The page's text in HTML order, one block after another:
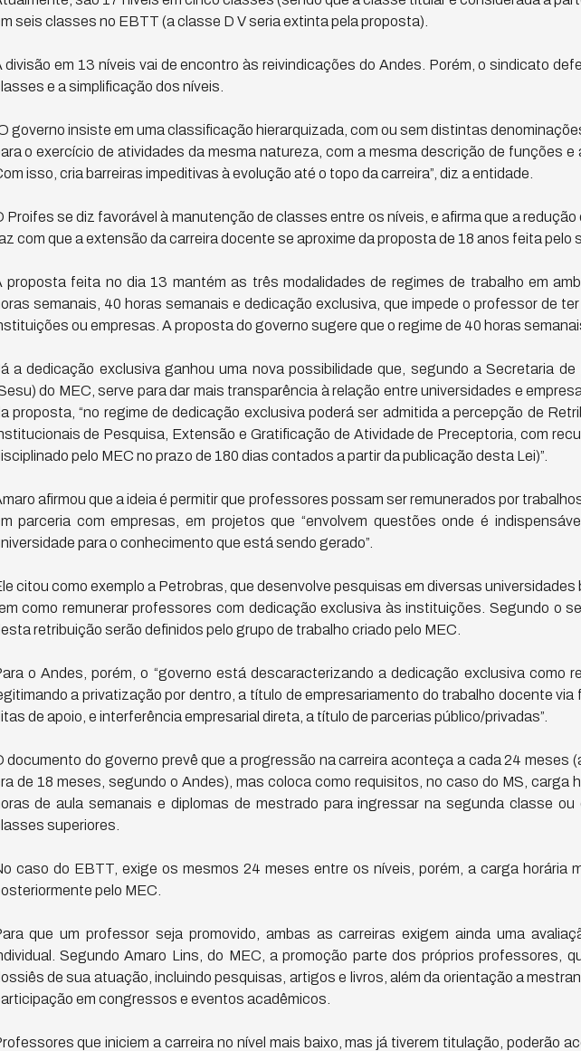
seis classes no EBTT (a classe D V seria extinta pela proposta).
divisão em 13 níveis vai de encontro às reivindicações do Andes. Porém, o sindicato
e a simplificação dos níveis.
governo insiste em uma classificação hierarquizada, com ou sem distintas
o exercício de atividades da mesma natureza, com a mesma descrição de funções e
isso, cria barreiras impeditivas à evolução até o topo da carreira”, diz a entidade.
Proifes se diz favorável à manutenção de classes entre os níveis, e afirma que a redução
com que a extensão da carreira docente se aproxime da proposta de 18 anos feita pelo
proposta feita no dia 13 mantém as três modalidades de regimes de trabalho em
semanais, 40 horas semanais e dedicação exclusiva, que impede o professor de
ou empresas. A proposta do governo sugere que o regime de 40 horas
a dedicação exclusiva ganhou uma nova possibilidade que, segundo a Secretaria de
do MEC, serve para dar mais transparência à relação entre universidades e
proposta, “no regime de dedicação exclusiva poderá ser admitida a percepção de
de Pesquisa, Extensão e Gratificação de Atividade de Preceptoria, com
pelo MEC no prazo de 180 dias contados a partir da publicação desta Lei)”.
afirmou que a ideia é permitir que professores possam ser remunerados por
parceria com empresas, em projetos que “envolvem questões onde é
para o conhecimento que está sendo gerado”.
citou como exemplo a Petrobras, que desenvolve pesquisas em diversas universidades
como remunerar professores com dedicação exclusiva às instituições. Segundo o
retribuição serão definidos pelo grupo de trabalho criado pelo MEC.
o Andes, porém, o “governo está descaracterizando a dedicação exclusiva como
a privatização por dentro, a título de empresariamento do trabalho docente
de apoio, e interferência empresarial direta, a título de parcerias público/privadas”.
documento do governo prevê que a progressão na carreira aconteça a cada 24 meses
de 18 meses, segundo o Andes), mas coloca como requisitos, no caso do MS, carga
de aula semanais e diplomas de mestrado para ingressar na segunda classe ou
superiores.
caso do EBTT, exige os mesmos 24 meses entre os níveis, porém, a carga horária
pelo MEC.
que um professor seja promovido, ambas as carreiras exigem ainda uma
Segundo Amaro Lins, do MEC, a promoção parte dos próprios professores,
de sua atuação, incluindo pesquisas, artigos e livros, além da orientação a
em congressos e eventos acadêmicos.
que iniciem a carreira no nível mais baixo, mas já tiverem titulação, poderão